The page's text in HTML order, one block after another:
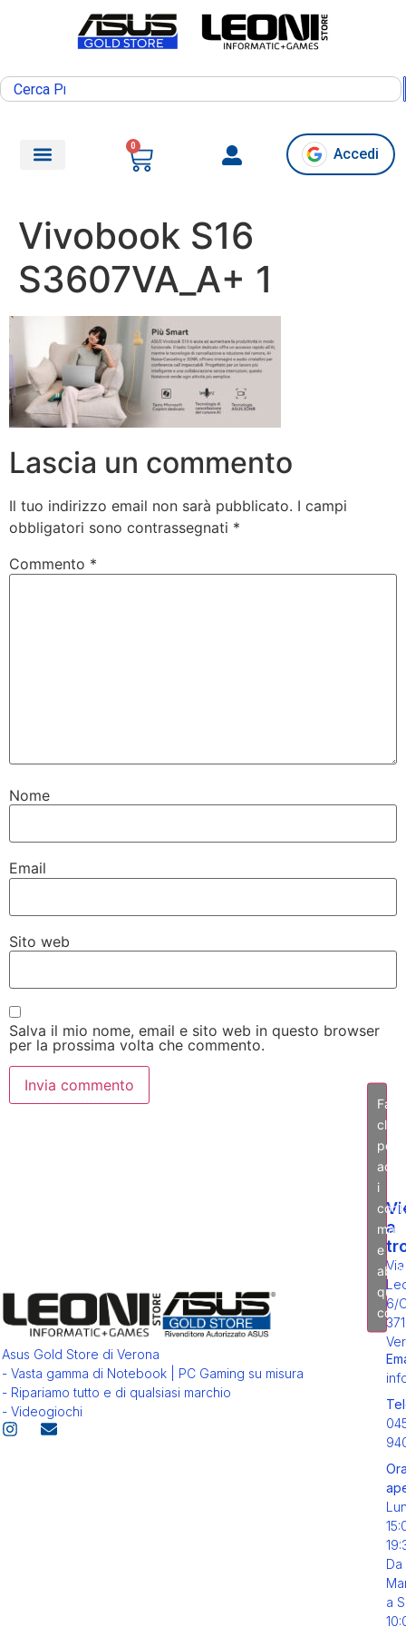
0 Accedi
Vivobook S16
S3607VA_A+ 1
Lascia un commento
Il tuo indirizzo email non sarà pubblicato. I campi
obbligatori sono contrassegnati *
Commento *
Nome
Email
Sito web
Salva il mio nome, email e sito web in questo browser
per la prossima volta che commento.
Asus Gold Store di Verona
- Vasta gamma di Notebook | PC Gaming su misura
- Ripariamo tutto e di qualsiasi marchio
- Videogiochi
a
Via
6/
Da
a
Fai
clic
per
i
e